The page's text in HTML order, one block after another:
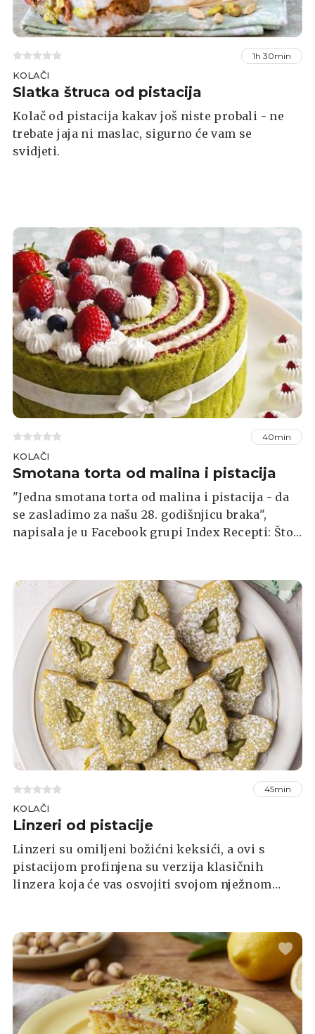
1h 30min
KOLAČI
Slatka štruca od pistacija
Kolač od pistacija kakav još niste probali - ne
trebate jaja ni maslac, sigurno će vam se
svidjeti.
40min
KOLAČI
Smotana torta od malina i pistacija
"Jedna smotana torta od malina i pistacija - da
se zasladimo za našu 28. godišnjicu braka",
napisala je u Facebook grupi Index Recepti: Što
odlično izgledaju, a uz to su i vrlo ukusne.
Recept za ovu tortu donosimo u nastavku.
45min
KOLAČI
Linzeri od pistacije
Linzeri su omiljeni božićni keksići, a ovi s
pistacijom profinjena su verzija klasičnih
linzera koja će vas osvojiti svojom nježnom
slaže s kremastim punjenjem, dok posip od
šećera u prahu daje završni, blagdanski dodir.